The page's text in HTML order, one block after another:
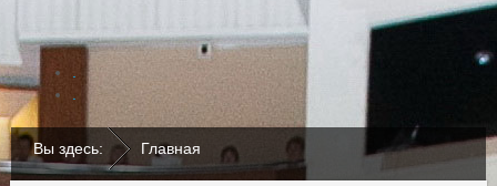
Вы здесь: Главная